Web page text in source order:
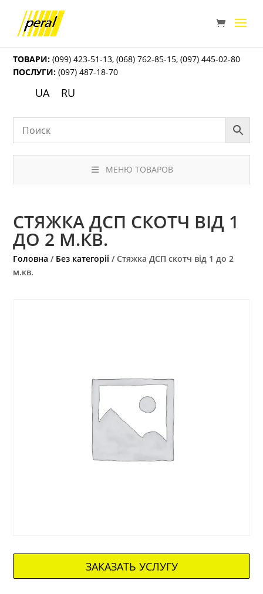
ТОВАРИ: (099) 423-51-13,(068) 762-85-15,(097) 445-02-80
ПОСЛУГИ: (097) 487-18-70
UA RU
МЕНЮ ТОВАРОВ
СТЯЖКА ДСП СКОТЧ ВІД 1
ДО 2 М.КВ.
Головна / Без категорії / Стяжка ДСП скотч від 1 до 2
м.кв.
ЗАКАЗАТЬ УСЛУГУ